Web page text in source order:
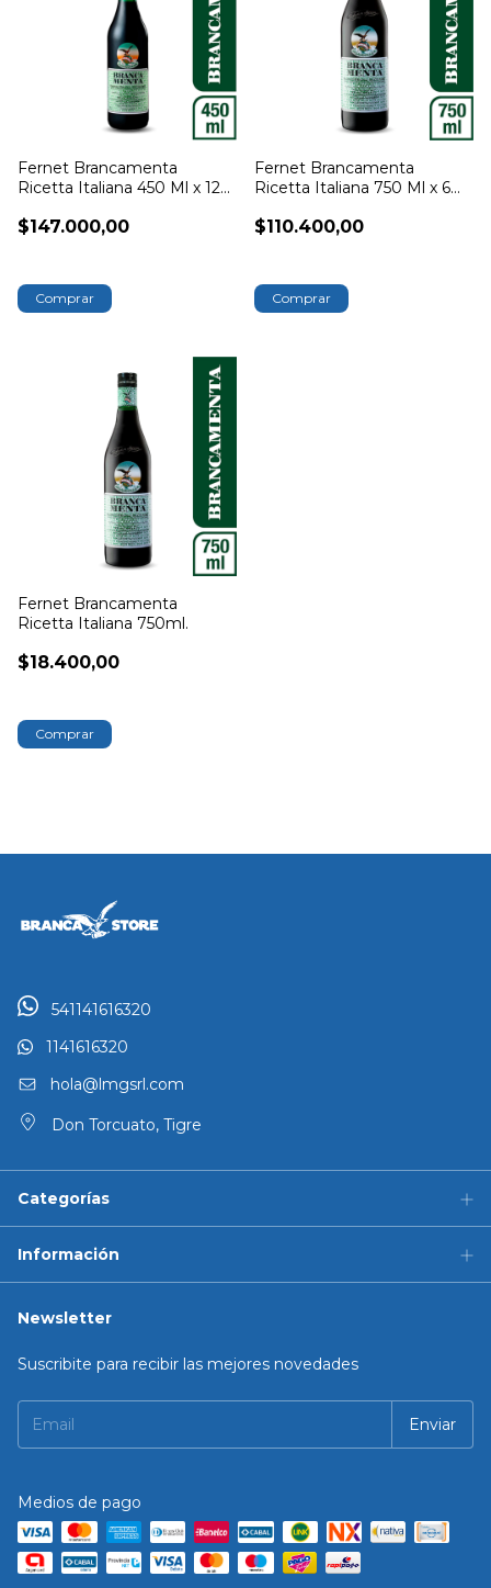
Fernet Brancamenta
Ricetta Italiana 450 Ml x 12
$147.000,00
Fernet Brancamenta
Ricetta Italiana 750 Ml x 6
$110.400,00
Fernet Brancamenta
Ricetta Italiana 750ml.
$18.400,00
541141616320
1141616320
hola@lmgsrl.com
Don Torcuato, Tigre
Categorías
Información
Newsletter
Suscribite para recibir las mejores novedades
Medios de pago